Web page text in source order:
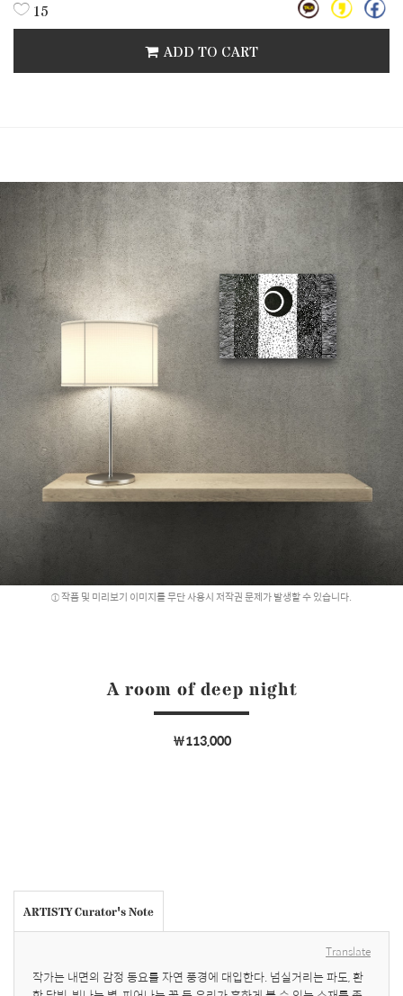
15
ADD TO CART
작품 및 미리보기 이미지를 무단 사용시 저작권 문제가 발생할 수 있습니다.
A room of deep night
￦113,000
ARTISTY Curator's Note
Translate
작가는 내면의 감정 동요를 자연 풍경에 대입한다. 넘실거리는 파도, 환